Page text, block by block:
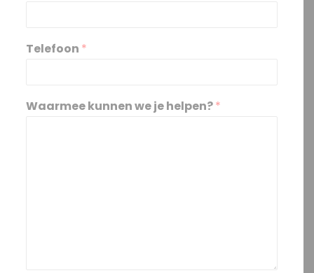
Telefoon *
Waarmee kunnen we je helpen?*